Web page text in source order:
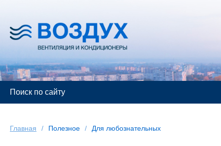
Главная / Полезное / Для любознательных